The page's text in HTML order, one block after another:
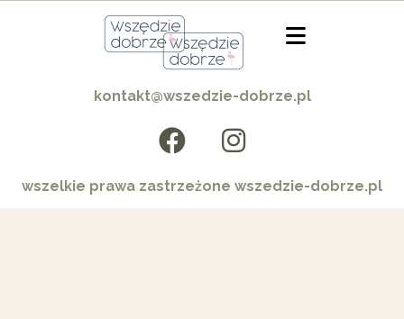
kontakt@wszedzie-dobrze.pl
wszelkie prawa zastrzeżone wszedzie-dobrze.pl